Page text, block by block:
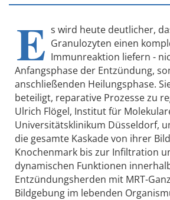
E s wird heute deutlicher,
Granulozyten einen
Immunreaktion liefern -
Anfangsphase der Entzündung,
anschließenden Heilungsphase.
beteiligt, reparative Prozesse zu
Ulrich Flögel, Institut für
Universitätsklinikum Düsseldorf,
die gesamte Kaskade von ihrer
Knochenmark bis zur Infiltration
dynamischen Funktionen
Entzündungsherden mit MRT-
Bildgebung im lebenden